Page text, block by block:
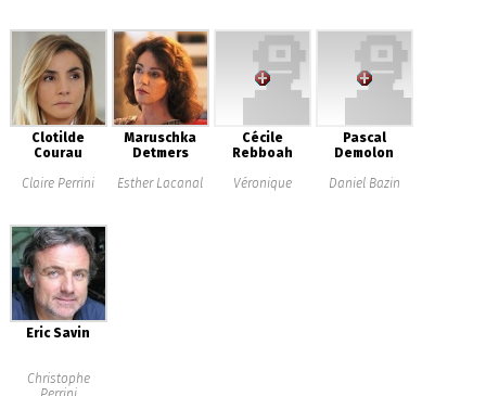
Clotilde
Courau
Claire Perrini
Maruschka
Detmers
Esther Lacanal
Cécile
Rebboah
Véronique
Pascal
Demolon
Daniel Bazin
Eric Savin
Christophe